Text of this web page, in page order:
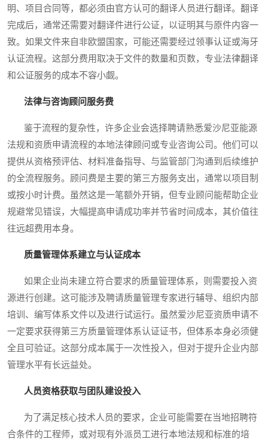
明、项目合同等，都必须由官方认可的翻译人员进行翻译。翻译
完成后，通常还需要对翻译件进行公证，以证明其与原件内容一
致。如果文件来自非欧盟国家，可能还需要经过领事认证或海牙
认证流程。这部分费用取决于文件的数量和页数，专业法律翻译
和公证服务的成本不容小觑。
法律与咨询顾问服务费
鉴于流程的复杂性，许多企业会选择聘请熟悉爱沙尼亚能源
法规和资质申请流程的本地法律顾问或专业咨询公司。他们可以
提供从资格预评估、材料准备指导、与监管部门沟通到后续维护
的全流程服务。顾问费是主要的第三方服务支出，通常以项目制
或按小时计费。虽然这是一笔额外开销，但专业顾问能帮助企业
规避常见错误，大幅提高申请成功率并节省时间成本，其价值往
往远超费用本身。
质量管理体系建立与认证成本
如果企业尚未建立符合要求的质量管理体系，则需要投入资
源进行创建。这可能涉及聘请质量管理专家进行辅导、组织内部
培训、编写体系文件以及进行试运行。虽然爱沙尼亚资质申请不
一定要求获得第三方质量管理体系认证证书，但体系本身必须健
全且可验证。这部分成本属于一次性投入，但对于提升企业内部
管理水平有长远益处。
人员资格获取与团队建设投入
为了满足核心技术人员的要求，企业可能需要在当地招聘符
合条件的工程师，或对现有外派员工进行本地法规和标准的培